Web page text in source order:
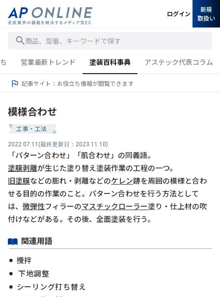
商品、型番、キーワードで探す
ログイン
新規
取扱い
営業最新トレンド 塗装百科事典 アステック代表コラム
記事サイト：お役立ち情報が閲覧できます
模様合わせ
工事・工法
2022.07.11 (最終更新日：2023.11.10)
「パターン合わせ」「肌合わせ」の同義語。
塗膜剥離が生じた塗り替え塗装作業の工程の一つ。
旧塗膜などの膨れ・剥離などのケレン跡を周囲の模様と合わ
せる目的の作業のこと。パターン合わせを行う方法として
は、 微弾性フィラーのマスチックローラー塗り・仕上材の吹
付けなどがある。その後、全面塗装を行う。
関連用語
攪拌
下地調整
シーリング打ち替え